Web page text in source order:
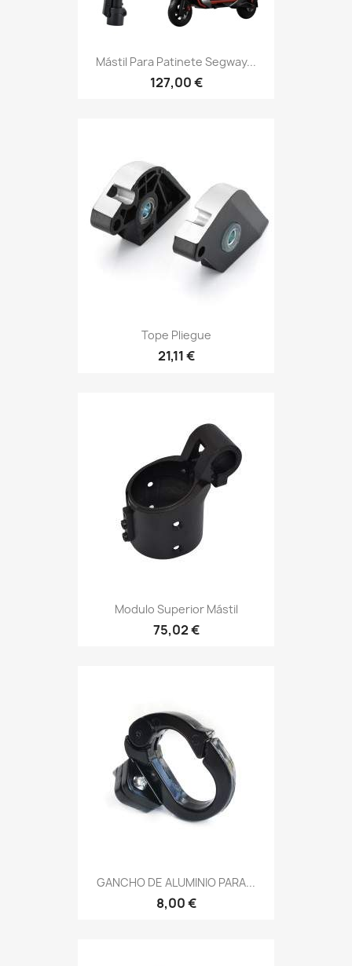
Mástil Para Patinete Segway...
127,00 €
Tope Pliegue
21,11 €
Modulo Superior Mástil
75,02 €
GANCHO DE ALUMINIO PARA...
8,00 €